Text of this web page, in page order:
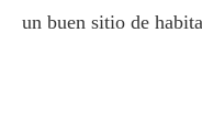
un buen sitio de